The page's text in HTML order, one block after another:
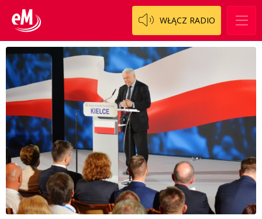
WŁĄCZ RADIO